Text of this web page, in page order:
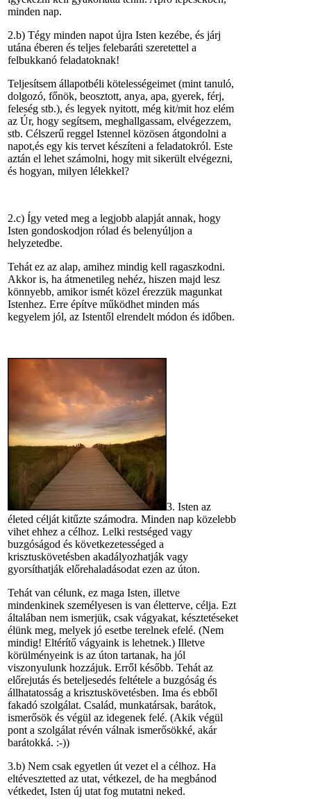
minden nap.
2.b) Tégy minden napot újra Isten kezébe, és járj
utána éberen és teljes felebaráti szeretettel a
felbukkanó feladatoknak!
Teljesítsem állapotbéli kötelességeimet (mint tanuló,
dolgozó, főnök, beosztott, anya, apa, gyerek, férj,
feleség stb.), és legyek nyitott, még kit/mit hoz elém
az Úr, hogy segítsem, meghallgassam, elvégezzem,
stb. Célszerű reggel Istennel közösen átgondolni a
napot,és egy kis tervet készíteni a feladatokról. Este
aztán el lehet számolni, hogy mit sikerült elvégezni,
és hogyan, milyen lélekkel?
2.c) Így veted meg a legjobb alapját annak, hogy
Isten gondoskodjon rólad és belenyúljon a
helyzetedbe.
Tehát ez az alap, amihez mindig kell ragaszkodni.
Akkor is, ha átmenetileg nehéz, hiszen majd lesz
könnyebb, amikor ismét közel érezzük magunkat
Istenhez. Erre építve működhet minden más
kegyelem jól, az Istentől elrendelt módon és időben.
3. Isten az
életed célját kitűzte számodra. Minden nap közelebb
vihet ehhez a célhoz. Lelki restséged vagy
buzgóságod és következetességed a
krisztuskövetésben akadályozhatják vagy
gyorsíthatják előrehaladásodat ezen az úton.
Tehát van célunk, ez maga Isten, illetve
mindenkinek személyesen is van életterve, célja. Ezt
általában nem ismerjük, csak vágyakat, késztetéseket
élünk meg, melyek jó esetbe terelnek efelé. (Nem
mindig! Eltérítő vágyaink is lehetnek.) Illetve
körülményeink is az úton tartanak, ha jól
viszonyulunk hozzájuk. Erről később. Tehát az
előrejutás és beteljesedés feltétele a buzgóság és
állhatatosság a krisztuskövetésben. Ima és ebből
fakadó szolgálat. Család, munkatársak, barátok,
ismerősök és végül az idegenek felé. (Akik végül
pont a szolgálat révén válnak ismerősökké, akár
barátokká. :-))
3.b) Nem csak egyetlen út vezet el a célhoz. Ha
eltévesztetted az utat, vétkezel, de ha megbánod
vétkedet, Isten új utat fog mutatni neked.